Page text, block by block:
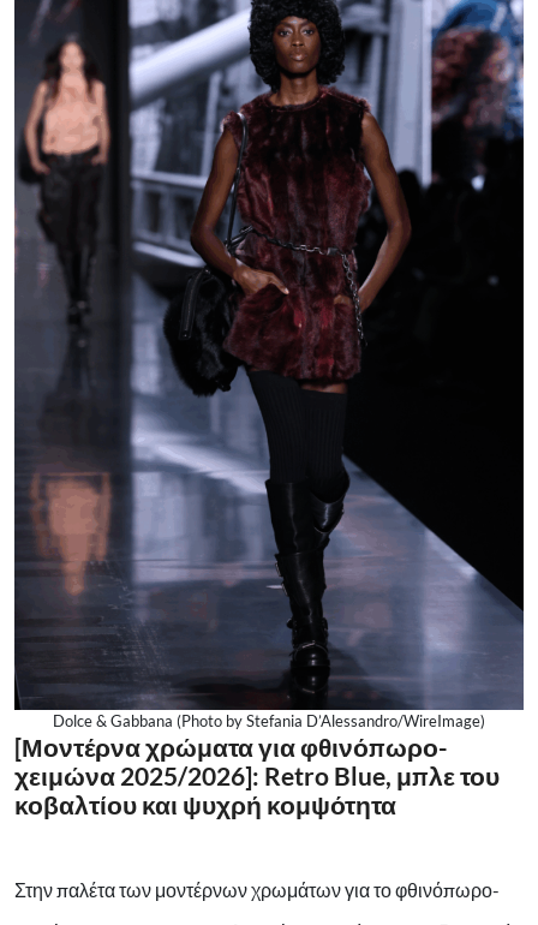
Dolce & Gabbana (Photo by Stefania D’Alessandro/WireImage)
[Μοντέρνα χρώματα για φθινόπωρο-
χειμώνα 2025/2026]: Retro Blue, μπλε του
κοβαλτίου και ψυχρή κομψότητα
Στην παλέτα των μοντέρνων χρωμάτων για το φθινόπωρο-